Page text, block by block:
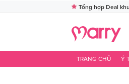
Tổng hợp Deal
TRANG CHỦ Ý